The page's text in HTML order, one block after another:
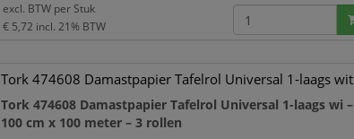
excl. BTW per Stuk
€ 5,72 incl. 21% BTW
Tork 474608 Damastpapier Tafelrol Universal 1-laags wit
Tork 474608 Damastpapier Tafelrol Universal 1-laags wi –
100 cm x 100 meter – 3 rollen